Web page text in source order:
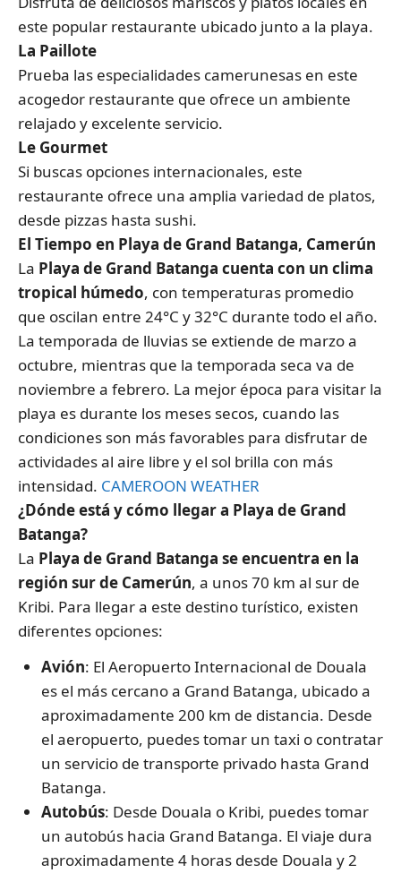
este popular restaurante ubicado junto a la playa.
La Paillote
Prueba las especialidades camerunesas en este
acogedor restaurante que ofrece un ambiente
relajado y excelente servicio.
Le Gourmet
Si buscas opciones internacionales, este
restaurante ofrece una amplia variedad de platos,
desde pizzas hasta sushi.
El Tiempo en Playa de Grand Batanga, Camerún
La Playa de Grand Batanga cuenta con un clima
tropical húmedo, con temperaturas promedio
que oscilan entre 24°C y 32°C durante todo el año.
La temporada de lluvias se extiende de marzo a
octubre, mientras que la temporada seca va de
noviembre a febrero. La mejor época para visitar la
playa es durante los meses secos, cuando las
condiciones son más favorables para disfrutar de
actividades al aire libre y el sol brilla con más
intensidad. CAMEROON WEATHER
¿Dónde está y cómo llegar a Playa de Grand
Batanga?
La Playa de Grand Batanga se encuentra en la
región sur de Camerún, a unos 70 km al sur de
Kribi. Para llegar a este destino turístico, existen
diferentes opciones:
Avión: El Aeropuerto Internacional de Douala
es el más cercano a Grand Batanga, ubicado a
aproximadamente 200 km de distancia. Desde
el aeropuerto, puedes tomar un taxi o contratar
un servicio de transporte privado hasta Grand
Batanga.
Autobús: Desde Douala o Kribi, puedes tomar
un autobús hacia Grand Batanga. El viaje dura
aproximadamente 4 horas desde Douala y 2